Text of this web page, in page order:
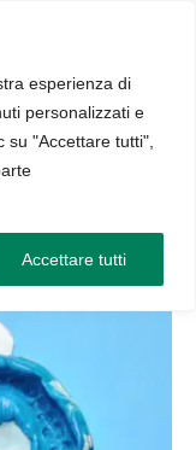
esperienza di
personalizzati e
"Accettare tutti",
Accettare tutti